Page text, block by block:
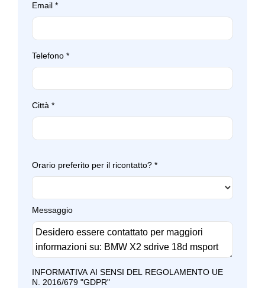
Email *
Telefono *
Città *
Orario preferito per il ricontatto? *
Messaggio
INFORMATIVA AI SENSI DEL REGOLAMENTO UE
N. 2016/679 "GDPR"